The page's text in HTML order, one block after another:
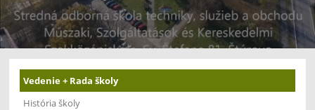
Vedenie + Rada školy
História školy